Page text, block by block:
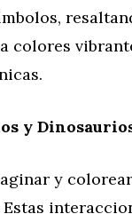
colores
y
y